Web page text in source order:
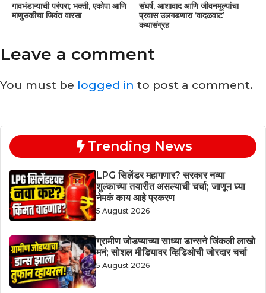
गावभंडाऱ्याची परंपरा; भक्ती, एकोपा आणि
माणुसकीचा जिवंत वारसा
संघर्ष, आशावाद आणि जीवनमूल्यांचा
प्रवास उलगडणारा ‘वादळवाट’
कथासंग्रह
Leave a comment
You must be logged in to post a comment.
Trending News
LPG सिलेंडर महागणार? सरकार नव्या
शुल्काच्या तयारीत असल्याची चर्चा; जाणून घ्या
नेमकं काय आहे प्रकरण
5 August 2026
ग्रामीण जोडप्याच्या साध्या डान्सने जिंकली लाखो
मनं; सोशल मीडियावर व्हिडिओची जोरदार चर्चा
5 August 2026